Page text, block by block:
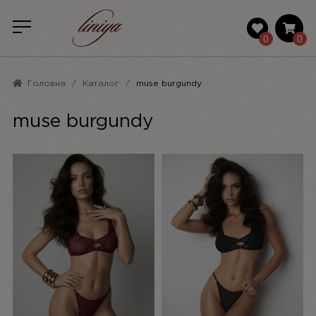
0
0
Головна Каталог muse burgundy
muse burgundy